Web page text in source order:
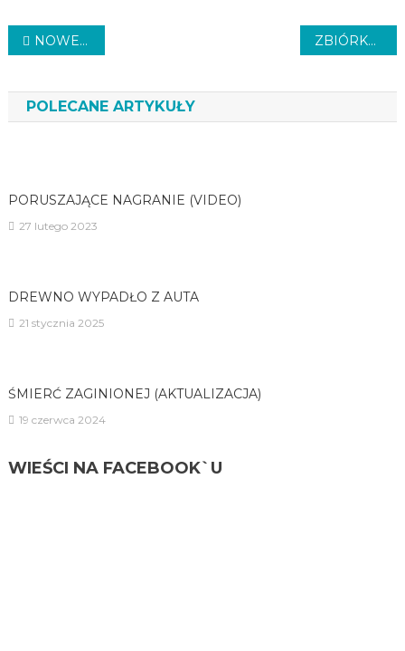
Nawigacja
NOWE PRZEJŚCIA ZBIÓRKA I FINAŁ WOŚP
POLECANE ARTYKUŁY
PORUSZAJĄCE NAGRANIE (VIDEO)
27 lutego 2023
DREWNO WYPADŁO Z AUTA
21 stycznia 2025
ŚMIERĆ ZAGINIONEJ (AKTUALIZACJA)
19 czerwca 2024
WIEŚCI NA FACEBOOK`U